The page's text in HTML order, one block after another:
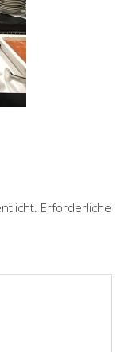
Erforderliche